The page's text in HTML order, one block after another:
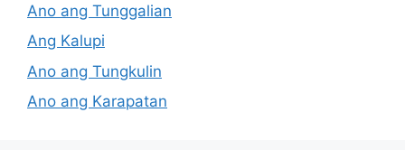
Ano ang Tunggalian
Ang Kalupi
Ano ang Tungkulin
Ano ang Karapatan